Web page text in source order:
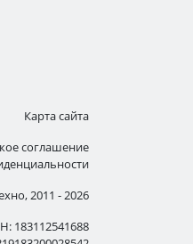
Карта сайта
соглашение
2011 - 2026
183112541688